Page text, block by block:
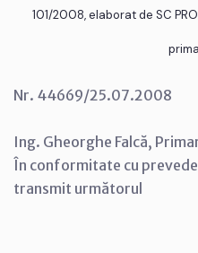
101/2008, elaborat de SC
Nr. 44669/25.07.2008
Ing. Gheorghe Falcă,
În conformitate cu
transmit următorul